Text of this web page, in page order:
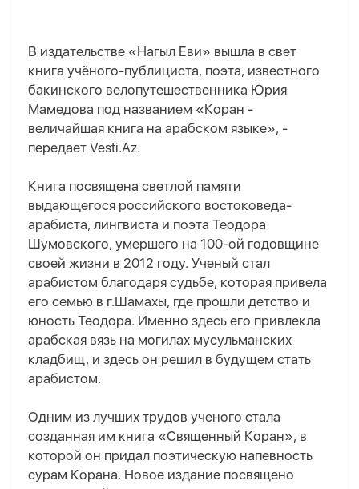
В издательстве «Нагыл Еви» вышла в свет
книга учёного-публициста, поэта, известного
бакинского велопутешественника Юрия
Мамедова под названием «Коран -
величайшая книга на арабском языке», -
передает Vesti.Az.
Книга посвящена светлой памяти
выдающегося российского востоковеда-
арабиста, лингвиста и поэта Теодора
Шумовского, умершего на 100-ой годовщине
своей жизни в 2012 году. Ученый стал
арабистом благодаря судьбе, которая привела
его семью в г.Шамахы, где прошли детство и
юность Теодора. Именно здесь его привлекла
арабская вязь на могилах мусульманских
кладбищ, и здесь он решил в будущем стать
арабистом.
Одним из лучших трудов ученого стала
созданная им книга «Священный Коран», в
которой он придал поэтическую напевность
сурам Корана. Новое издание посвящено